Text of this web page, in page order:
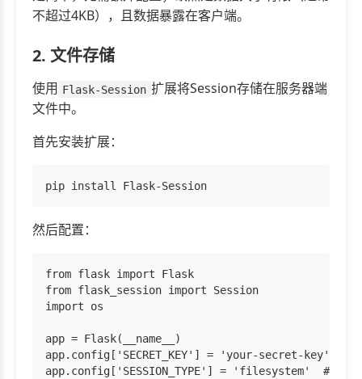
不超过4KB），且数据暴露在客户端。
2. 文件存储
使用 Flask-Session 扩展将Session存储在服务器端
文件中。
首先安装扩展：
然后配置：
from flask import Flask
from flask_session import Session
import os
app = Flask(__name__)
app.config['SECRET_KEY'] = 'your-secret-key'
app.config['SESSION_TYPE'] = 'filesystem'  # 指定存